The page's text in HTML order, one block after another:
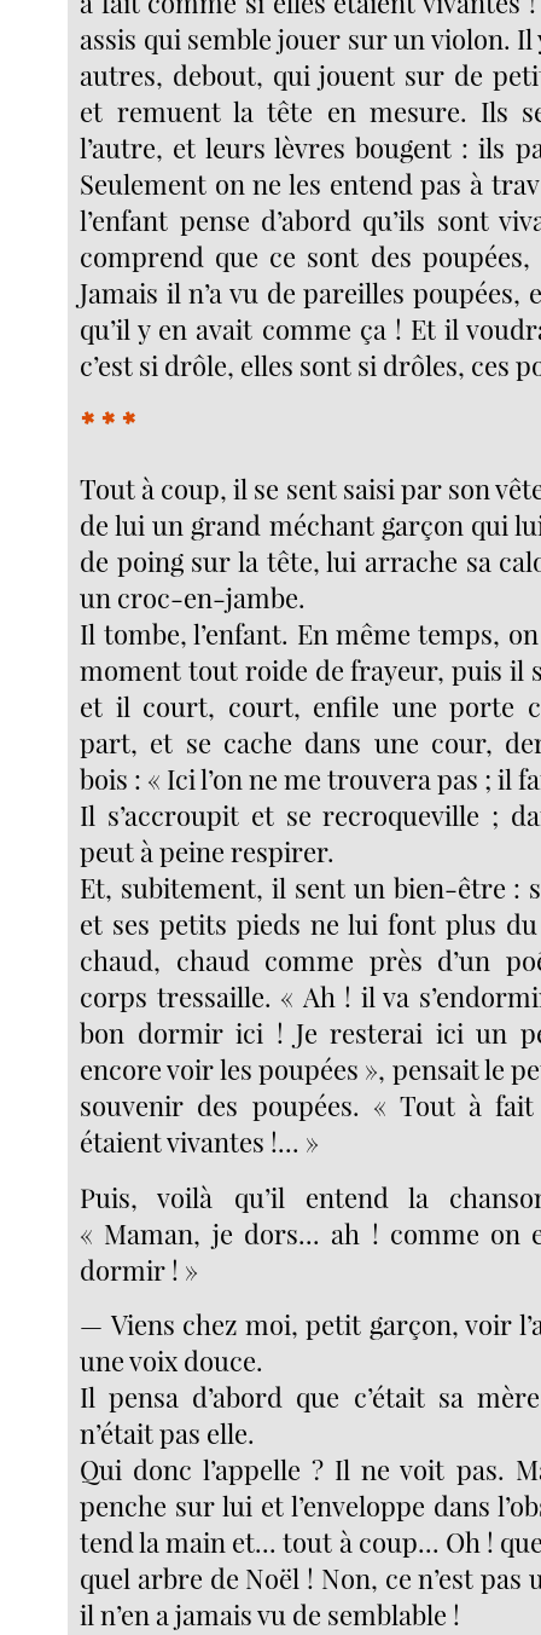
assis qui semble jouer sur un violon. Il
autres, debout, qui jouent sur de
et remuent la tête en mesure. Ils
l’autre, et leurs lèvres bougent : ils
Seulement on ne les entend pas à
l’enfant pense d’abord qu’ils sont
comprend que ce sont des
Jamais il n’a vu de pareilles poupées,
qu’il y en avait comme ça ! Et il
c’est si drôle, elles sont si drôles, ces
* * *
Tout à coup, il se sent saisi par son
de lui un grand méchant garçon qui
de poing sur la tête, lui arrache sa
un croc-en-jambe.
Il tombe, l’enfant. En même temps,
moment tout roide de frayeur, puis il
et il court, court, enfile une porte
part, et se cache dans une cour,
bois : « Ici l’on ne me trouvera pas ; il
Il s’accroupit et se recroqueville ;
peut à peine respirer.
Et, subitement, il sent un bien-être :
et ses petits pieds ne lui font plus
chaud, chaud comme près d’un
corps tressaille. « Ah ! il va
bon dormir ici ! Je resterai ici un
encore voir les poupées », pensait le
souvenir des poupées. « Tout à
étaient vivantes !... »
Puis, voilà qu’il entend la
« Maman, je dors... ah ! comme on
dormir ! »
— Viens chez moi, petit garçon, voir
une voix douce.
Il pensa d’abord que c’était sa
n’était pas elle.
Qui donc l’appelle ? Il ne voit pas.
penche sur lui et l’enveloppe dans
tend la main et... tout à coup... Oh !
quel arbre de Noël ! Non, ce n’est pas
il n’en a jamais vu de semblable !